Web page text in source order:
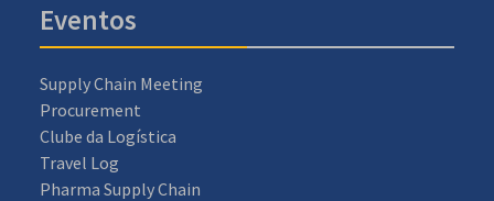
Eventos
Supply Chain Meeting
Procurement
Clube da Logística
Travel Log
Pharma Supply Chain